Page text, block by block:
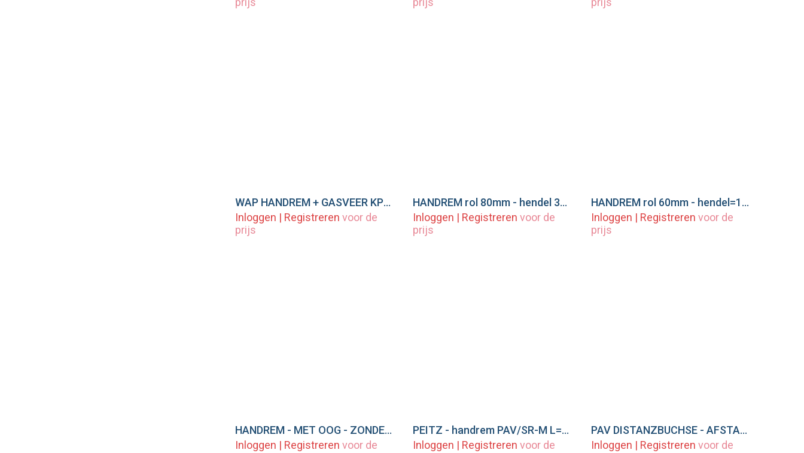
Voeg toe aan winkelwagen WAP HANDREM + GASVEER KPL. X=28 MM
Inloggen | Registreren voor de
prijs
Voeg toe aan winkelwagenHANDREM rol 80mm - hendel 300 mm
Inloggen | Registreren voor de
prijs
Voeg toe aan winkelwagen HANDREM rol 60mm - hendel=185mm
Inloggen | Registreren voor de
prijs
Voeg toe aan winkelwagen HANDREM - MET OOG - ZONDER ROL
Inloggen | Registreren voor de
Voeg toe aan winkelwagen PEITZ - handrem PAV/SR-M L=370 X=15/21 MM
Inloggen | Registreren voor de
Voeg toe aan winkelwagen PAV DISTANZBUCHSE - AFSTANDSBUS M14/68 MM - #407005
Inloggen | Registreren voor de